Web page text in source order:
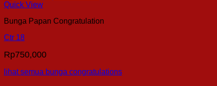
Quick View
Bunga Papan Congratulation
Ctr 18
Rp750,000
lihat semua bunga congratulations